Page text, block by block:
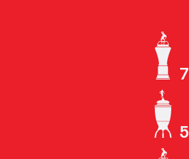
7
5